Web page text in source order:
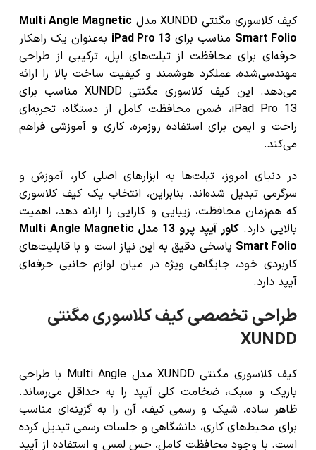
کیف کلاسوری مگنتی XUNDD مدل
Multi Angle Magnetic
Smart Folio مناسب برای iPad Pro 13 به‌عنوان یک راهکار
حرفه‌ای برای محافظت از تبلت‌های اپل، ترکیبی از طراحی
مهندسی‌شده، عملکرد هوشمند و کیفیت ساخت بالا را ارائه
می‌دهد. این کیف کلاسوری مگنتی XUNDD مناسب برای
iPad Pro 13، ضمن محافظت کامل از دستگاه، تجربه‌ای
راحت و ایمن برای استفاده روزمره، کاری و آموزشی فراهم
می‌کند.
در دنیای امروز، تبلت‌ها به ابزارهای اصلی کار، آموزش و
سرگرمی تبدیل شده‌اند. بنابراین، انتخاب یک کیف کلاسوری
که هم‌زمان محافظت، زیبایی و کارایی را ارائه دهد، اهمیت
بالایی دارد.
کاور آیپد پرو 13 مدل Multi Angle Magnetic
Smart Folio پاسخی دقیق به این نیاز است و با قابلیت‌های
کاربردی خود، جایگاهی ویژه در میان لوازم جانبی حرفه‌ای
آیپد دارد.
طراحی تخصصی کیف کلاسوری مگنتی
XUNDD
کیف کلاسوری مگنتی XUNDD مدل Multi Angle با طراحی
باریک و سبک، ضخامت کلی آیپد را به حداقل می‌رساند.
ظاهر ساده، شیک و رسمی کیف، آن را به گزینه‌ای مناسب
برای محیط‌های کاری، دانشگاهی و جلسات رسمی تبدیل کرده
است. با وجود محافظت کامل، حس لمس و استفاده از آیپد